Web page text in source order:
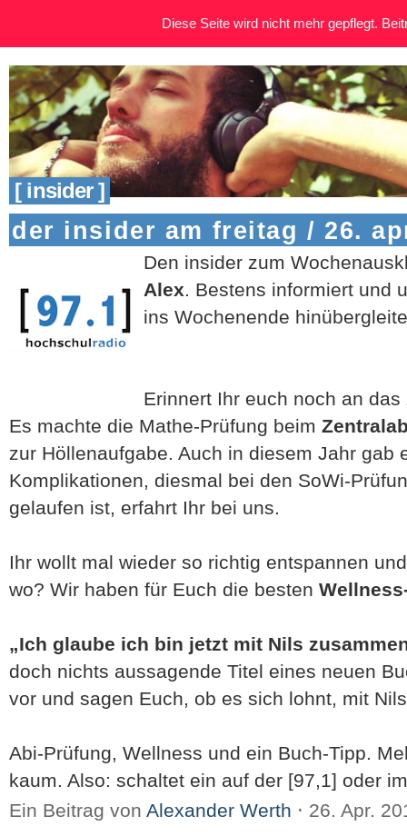
[ insider ]
der insider am freitag / 26.
Den insider zum
Alex. Bestens informiert und
ins Wochenende
Erinnert Ihr euch noch an das
Es machte die Mathe-Prüfung beim
zur Höllenaufgabe. Auch in diesem Jahr gab
Komplikationen, diesmal bei den SoWi-
gelaufen ist, erfahrt Ihr bei uns.
Ihr wollt mal wieder so richtig entspannen
wo? Wir haben für Euch die besten
„Ich glaube ich bin jetzt mit Nils
doch nichts aussagende Titel eines neuen
vor und sagen Euch, ob es sich lohnt, mit
Abi-Prüfung, Wellness und ein Buch-Tipp.
kaum. Also: schaltet ein auf der [97,1] oder
Ein Beitrag von Alexander Werth ⋅ 26. Apr.
Diese Seite wird nicht mehr gepflegt.